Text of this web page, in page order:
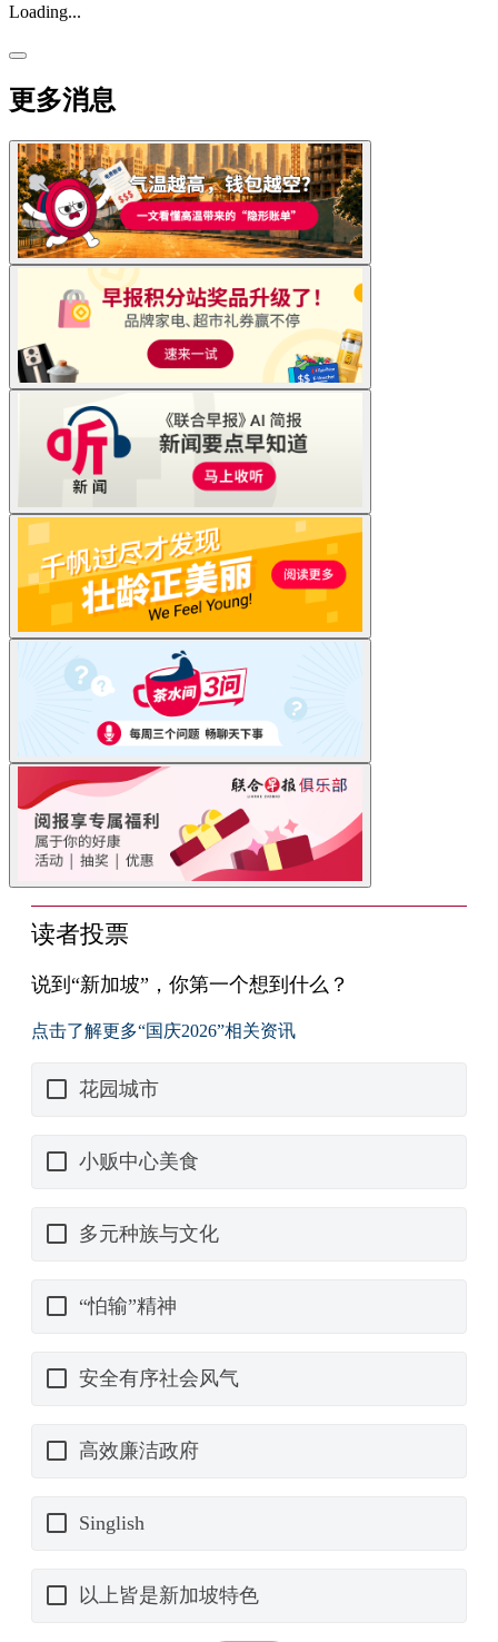
Loading...
更多消息